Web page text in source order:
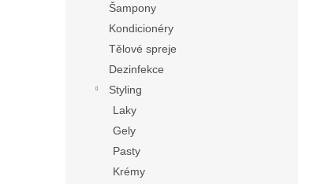
Šampony
Kondicionéry
Tělové spreje
Dezinfekce
Styling
Laky
Gely
Pasty
Krémy